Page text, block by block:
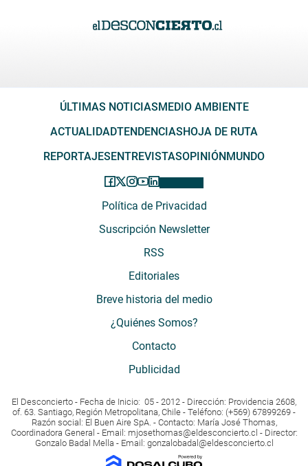
ÚLTIMAS NOTICIASMEDIO AMBIENTE
ACTUALIDADTENDENCIASHOJA DE RUTA
REPORTAJESENTREVISTASOPINIÓNMUNDO
Política de Privacidad
Suscripción Newsletter
RSS
Editoriales
Breve historia del medio
¿Quiénes Somos?
Contacto
Publicidad
El Desconcierto - Fecha de Inicio: 05 - 2012 - Dirección: Providencia 2608,
of. 63. Santiago, Región Metropolitana, Chile - Teléfono: (+569) 67899269 -
Razón social: El Buen Aire SpA. - Contacto: María José Thomas,
Coordinadora General - Email: mjosethomas@eldesconcierto.cl - Director:
Gonzalo Badal Mella - Email: gonzalobadal@eldesconcierto.cl